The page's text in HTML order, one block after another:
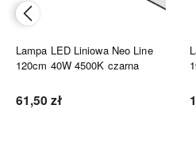
Lampa LED Liniowa Neo Line
120cm 40W 4500K czarna
61,50 zł